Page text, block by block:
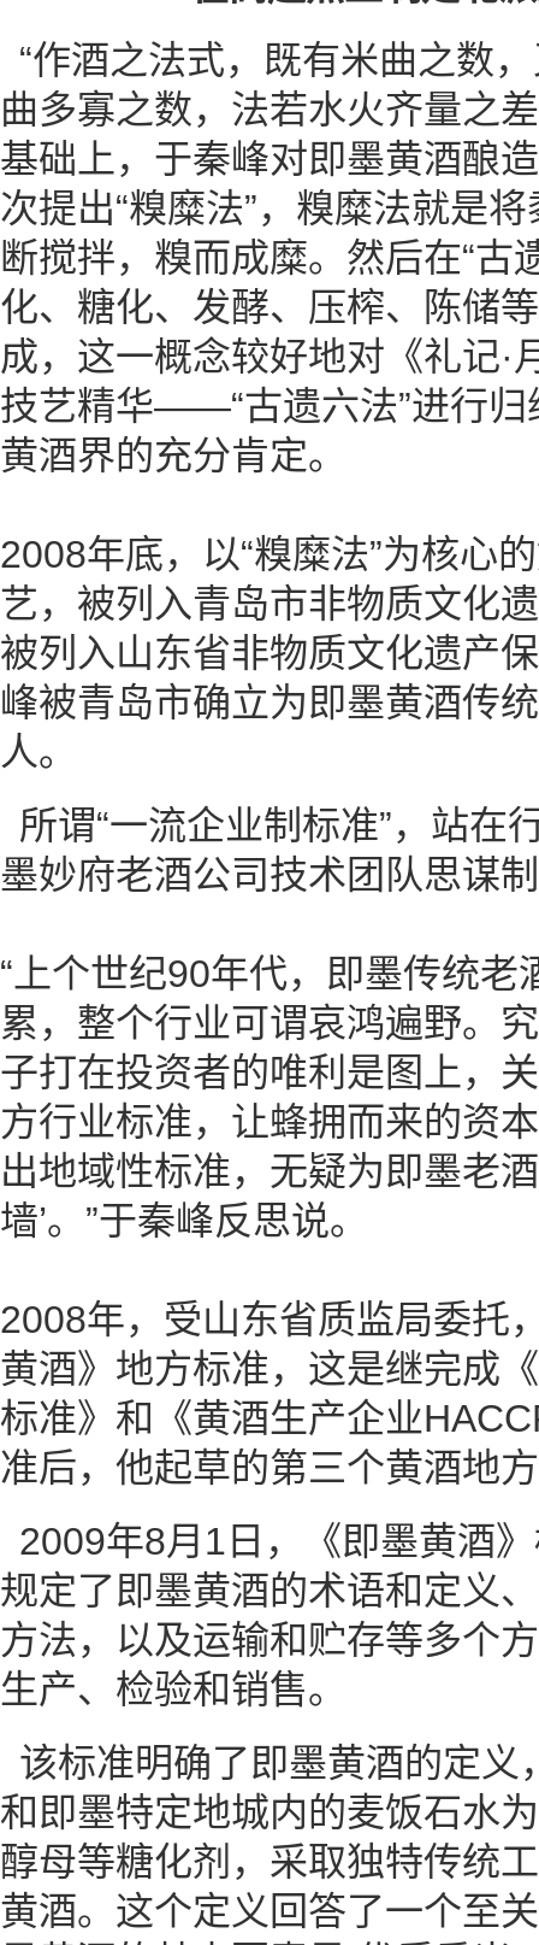
“作酒之法式，既有米曲之数
曲多寡之数，法若水火齐量之
基础上，于秦峰对即墨黄酒酿
次提出“糗糜法”，糗糜法就是
断搅拌，糗而成糜。然后在“古
化、糖化、发酵、压榨、陈储
成，这一概念较好地对《礼记·
技艺精华——“古遗六法”进行归
黄酒界的充分肯定。
2008年底，以“糗糜法”为核心
艺，被列入青岛市非物质文化
被列入山东省非物质文化遗产
峰被青岛市确立为即墨黄酒传
人。
所谓“一流企业制标准”，站在
墨妙府老酒公司技术团队思谋
“上个世纪90年代，即墨传统老
累，整个行业可谓哀鸿遍野。
子打在投资者的唯利是图上，
方行业标准，让蜂拥而来的资
出地域性标准，无疑为即墨老
墙’。”于秦峰反思说。
2008年，受山东省质监局委托
黄酒》地方标准，这是继完成
标准》和《黄酒生产企业
准后，他起草的第三个黄酒地
2009年8月1日，《即墨黄酒
规定了即墨黄酒的术语和定义
方法，以及运输和贮存等多个
生产、检验和销售。
该标准明确了即墨黄酒的定义
和即墨特定地城内的麦饭石水
醇母等糖化剂，采取独特传统
黄酒。这个定义回答了一个至